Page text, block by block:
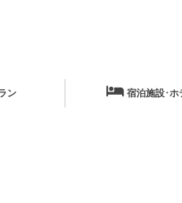
ン 宿泊施設･ホ